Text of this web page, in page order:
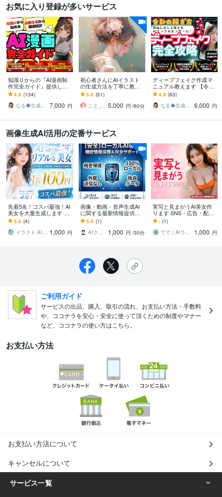
お気に入り登録が多いサービス
知識０からの『AI漫画制
作完全ガイド』提供しま
す ✅【素材集・テンプレ
付】初心者でもAI漫画家
になれる攻略本
4.9 (134)
なる◆生成AI活用サポート
7,000 円
初心者さんにAIイラスト
の生成方法を丁寧に教え
ます canvaやMidjourneyの
使い方等、ご希望伺いま
す
5.0 (51)
こと_AIイラストレーター 5,000 円 /60分
ディープフェイク作成マ
ニュアル教えます 【令和
のAI活用】顔出しなしで
誰でもAIインフルエンサ
ーに
4.9 (63)
なる◆生成AI活用サポート
6,000 円
画像生成AI活用の定番サービス
先着5名！コスパ最強！AI
美女を大量生成します 似
たような画像は沢山欲し
いけど、コストを抑えた
い方、必見！！
5.0 (4)
イラスト AIクリエイターNene 1,000 円
画像・動画・音声生成AI
に関する最新情報提供し
ます ローカル環境で使え
る安全なAIサービス情報
提供
5.0 (1)
AIクリエイター｜たかぼう
1,000 円 /30分
実写と見まがうAI美女作
ります SNS・広告・配信
に使える本格リアル系AI
美女
- (1)
でで｜AIライター×画像生成
1,000 円
ご利用ガイド
サービスの出品、購入、取引の流れ、お支払い方法・手数料
や、ココナラを安心・安全に使って頂くための制度やマナー
など、ココナラの使い方はこちら。
お支払い方法
お支払い方法について
キャンセルについて